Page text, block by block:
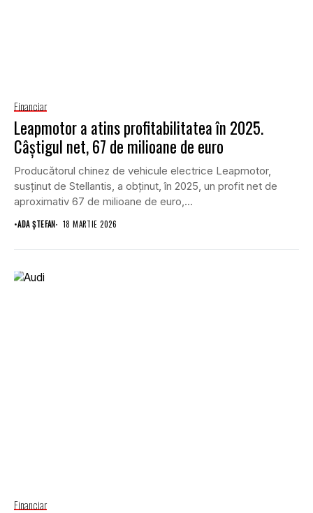
Financiar
Leapmotor a atins profitabilitatea în 2025.
Câștigul net, 67 de milioane de euro
Producătorul chinez de vehicule electrice Leapmotor,
susținut de Stellantis, a obținut, în 2025, un profit net de
aproximativ 67 de milioane de euro,...
•ADA ȘTEFAN 18 MARTIE 2026
Financiar